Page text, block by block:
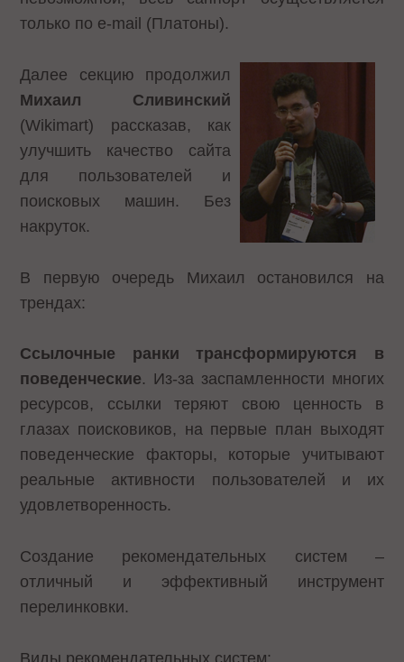
только по e-mail (Платоны).
Далее секцию продолжил
Михаил Сливинский
(Wikimart) рассказав, как
улучшить качество сайта
для пользователей и
поисковых машин. Без
накруток.
В первую очередь Михаил остановился на
трендах:
Ссылочные ранки трансформируются в
поведенческие. Из-за заспамленности многих
ресурсов, ссылки теряют свою ценность в
глазах поисковиков, на первые план выходят
поведенческие факторы, которые учитывают
реальные активности пользователей и их
удовлетворенность.
Создание рекомендательных систем –
отличный и эффективный инструмент
перелинковки.
Виды рекомендательных систем: